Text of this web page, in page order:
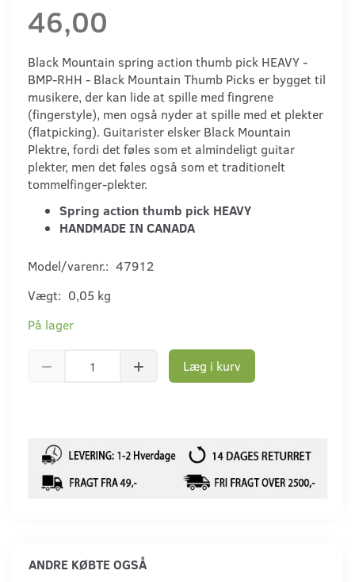
46,00
Black Mountain spring action thumb pick HEAVY -
BMP-RHH - Black Mountain Thumb Picks er bygget til
musikere, der kan lide at spille med fingrene
(fingerstyle), men også nyder at spille med et plekter
(flatpicking). Guitarister elsker Black Mountain
Plektre, fordi det føles som et almindeligt guitar
plekter, men det føles også som et traditionelt
tommelfinger-plekter.
Spring action thumb pick HEAVY
HANDMADE IN CANADA
Model/varenr.: 47912
Vægt: 0,05 kg
På lager
Læg i kurv
ANDRE KØBTE OGSÅ